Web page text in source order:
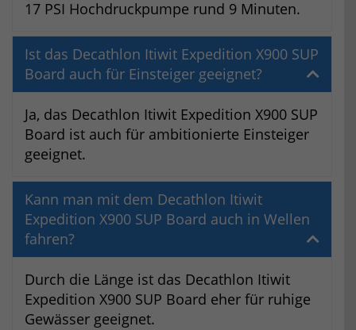
17 PSI Hochdruckpumpe rund 9 Minuten.
Ist das Decathlon Itiwit Expedition X900 SUP
Board auch für Einsteiger geeignet?
Ja, das Decathlon Itiwit Expedition X900 SUP
Board ist auch für ambitionierte Einsteiger
geeignet.
Kann man mit dem Decathlon Itiwit
Expedition X900 SUP Board auch in Wellen
fahren?
Durch die Länge ist das Decathlon Itiwit
Expedition X900 SUP Board eher für ruhige
Gewässer geeignet.